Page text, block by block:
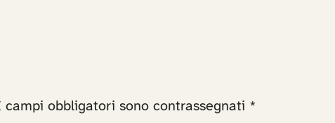
campi obbligatori sono contrassegnati *